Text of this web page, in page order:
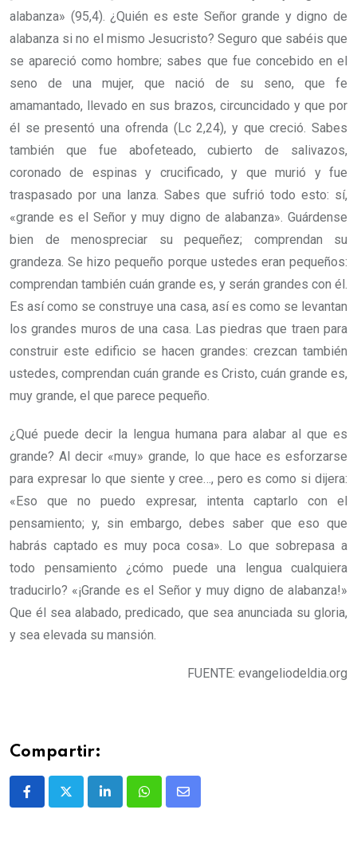
alabanza» (95,4). ¿Quién es este Señor grande y digno de
alabanza si no el mismo Jesucristo? Seguro que sabéis que
se apareció como hombre; sabes que fue concebido en el
seno de una mujer, que nació de su seno, que fe
amamantado, llevado en sus brazos, circuncidado y que por
él se presentó una ofrenda (Lc 2,24), y que creció. Sabes
también que fue abofeteado, cubierto de salivazos,
coronado de espinas y crucificado, y que murió y fue
traspasado por una lanza. Sabes que sufrió todo esto: sí,
«grande es el Señor y muy digno de alabanza». Guárdense
bien de menospreciar su pequeñez; comprendan su
grandeza. Se hizo pequeño porque ustedes eran pequeños:
comprendan también cuán grande es, y serán grandes con él.
Es así como se construye una casa, así es como se levantan
los grandes muros de una casa. Las piedras que traen para
construir este edificio se hacen grandes: crezcan también
ustedes, comprendan cuán grande es Cristo, cuán grande es,
muy grande, el que parece pequeño.
¿Qué puede decir la lengua humana para alabar al que es
grande? Al decir «muy» grande, lo que hace es esforzarse
para expresar lo que siente y cree…, pero es como si dijera:
«Eso que no puedo expresar, intenta captarlo con el
pensamiento; y, sin embargo, debes saber que eso que
habrás captado es muy poca cosa». Lo que sobrepasa a
todo pensamiento ¿cómo puede una lengua cualquiera
traducirlo? «¡Grande es el Señor y muy digno de alabanza!»
Que él sea alabado, predicado, que sea anunciada su gloria,
y sea elevada su mansión.
FUENTE: evangeliodeldia.org
Compartir: